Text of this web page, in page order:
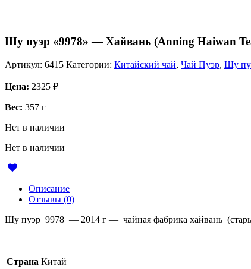
Шу пуэр «9978» — Хайвань (Anning Haiwan
Артикул: 6415 Категории: Китайский чай, Чай Пуэр, Шу
Цена: 2325 ₽
Вес: 357 г
Нет в наличии
Нет в наличии
Описание
Отзывы (0)
Шу пуэр 9978 — 2014 г — чайная фабрика хайвань
Страна Китай